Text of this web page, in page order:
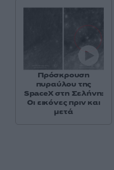
Πρόσκρουση
πυραύλου της
SpaceX στη Σελήνη:
Οι εικόνες πριν και
μετά